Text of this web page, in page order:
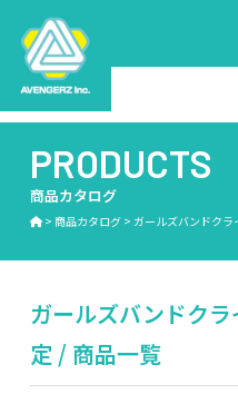
PRODUCTS
商品カタログ
> 商品カタログ> ガールズバンドク
ガールズバンドク
定 / 商品一覧